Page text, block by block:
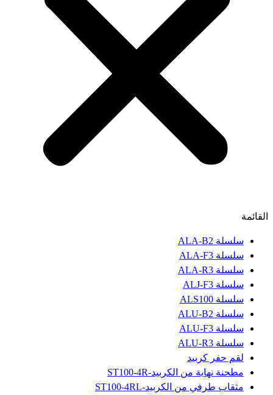
القائمة
سلسلة ALA-B2
سلسلة ALA-F3
سلسلة ALA-R3
سلسلة ALJ-F3
سلسلة ALS100
سلسلة ALU-B2
سلسلة ALU-F3
سلسلة ALU-R3
لقم حفر كربيد
مطحنة نهاية من الكربيد-ST100-4R
مثقاب طرفي من الكربيد-ST100-4RL